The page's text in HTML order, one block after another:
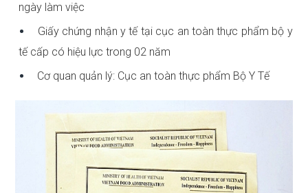
ngày làm việc
Giấy chứng nhận y tế tại cục an toàn thực phẩm bộ y
tế cấp có hiệu lực trong 02 năm
Cơ quan quản lý: Cục an toàn thực phẩm Bộ Y Tế